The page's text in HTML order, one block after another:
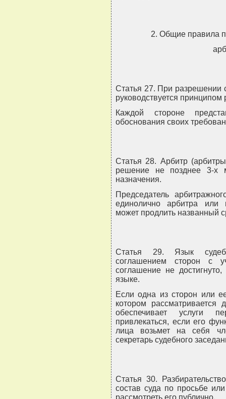
2. Общие правила
Статья 27. При
руководствуется принципом
Каждой стороне
обоснования своих
Статья 28. Арбитр
решение не позднее 3-х
назначения.
Председатель
единолично арбитра или
может продлить названный
Статья 29. Язык
соглашением сторон с
соглашение не
языке.
Если одна из сторон или
котором
обеспечивает услуги
привлекаться, если его
лица возьмет на себя
секретарь судебного
Статья 30.
состав суда по просьбе
рассмотреть его публично.